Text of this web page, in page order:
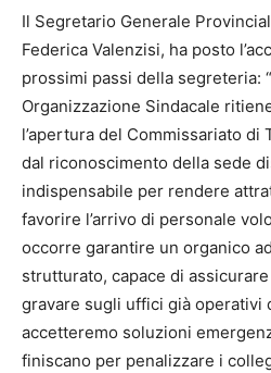
Il Segretario Generale
Federica Valenzisi, ha posto
prossimi passi della segreteria:
Organizzazione Sindacale
l’apertura del Commissariato di
dal riconoscimento della sede
indispensabile per rendere
favorire l’arrivo di personale
occorre garantire un organico
strutturato, capace di
gravare sugli uffici già operativi
accetteremo soluzioni
finiscano per penalizzare i